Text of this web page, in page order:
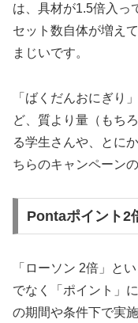
は、具材が1.5倍入っ
セット数自体が増え
まじいです。
「ばくだんおにぎり
ど、質より量（もち
る学生さんや、とに
ちらのキャンペーン
Pontaポイント2
「ローソン 2倍」と
でなく「ポイント」
の期間や条件下で実